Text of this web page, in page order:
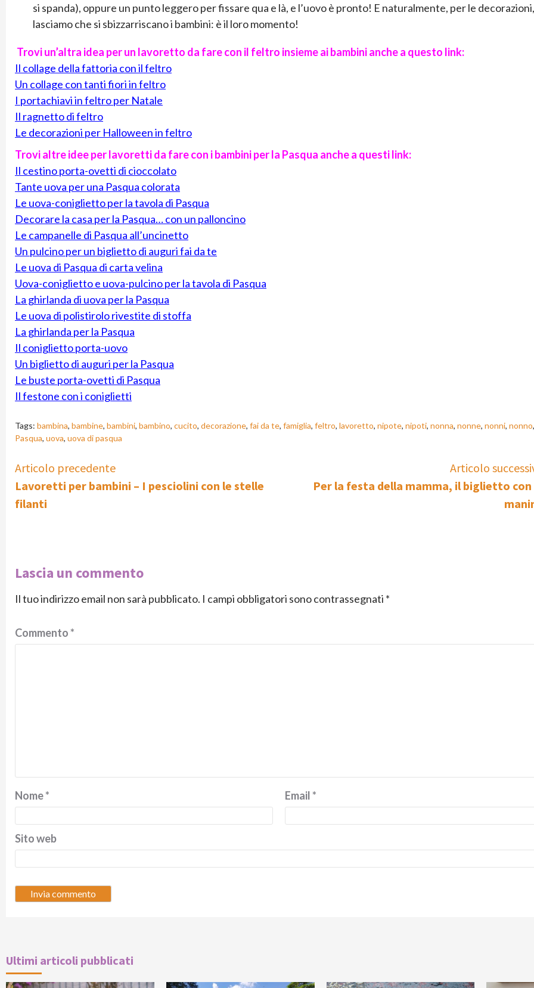
si spanda), oppure un punto leggero per fissare qua e là, e l’uovo è pronto! E naturalmente, per le decorazioni,
lasciamo che si sbizzarriscano i bambini: è il loro momento!
Trovi un’altra idea per un lavoretto da fare con il feltro insieme ai bambini anche a questo link:
Il collage della fattoria con il feltro
Un collage con tanti fiori in feltro
I portachiavi in feltro per Natale
Il ragnetto di feltro
Le decorazioni per Halloween in feltro
Trovi altre idee per lavoretti da fare con i bambini per la Pasqua anche a questi link:
Il cestino porta-ovetti di cioccolato
Tante uova per una Pasqua colorata
Le uova-coniglietto per la tavola di Pasqua
Decorare la casa per la Pasqua… con un palloncino
Le campanelle di Pasqua all’uncinetto
Un pulcino per un biglietto di auguri fai da te
Le uova di Pasqua di carta velina
Uova-coniglietto e uova-pulcino per la tavola di Pasqua
La ghirlanda di uova per la Pasqua
Le uova di polistirolo rivestite di stoffa
La ghirlanda per la Pasqua
Il coniglietto porta-uovo
Un biglietto di auguri per la Pasqua
Le buste porta-ovetti di Pasqua
Il festone con i coniglietti
Tags: bambina, bambine, bambini, bambino, cucito, decorazione, fai da te, famiglia, feltro, lavoretto, nipote, nipoti, nonna, nonne, nonni, nonno,
Pasqua, uova, uova di pasqua
Continue
Reading
Articolo precedente
Lavoretti per bambini – I pesciolini con le stelle
filanti
Articolo
Per la festa della mamma, il biglietto con
Lascia un commento
Il tuo indirizzo email non sarà pubblicato. I campi obbligatori sono contrassegnati *
Commento*
Nome* Email*
Sito web
Ultimi articoli pubblicati